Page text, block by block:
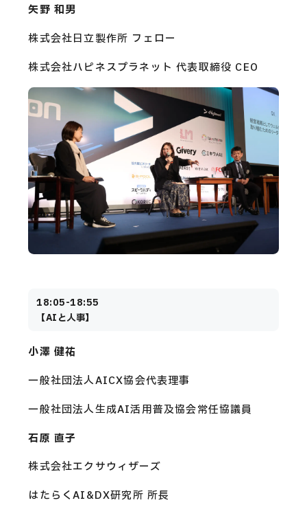
矢野 和男
株式会社日立製作所 フェロー
株式会社ハピネスプラネット 代表取締役 CEO
18:05-18:55
【AIと人事】
小澤 健祐
一般社団法人AICX協会代表理事
一般社団法人生成AI活用普及協会常任協議員
石原 直子
株式会社エクサウィザーズ
はたらくAI&DX研究所 所長